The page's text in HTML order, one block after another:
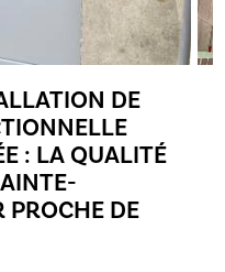
DE
: LA QUALITÉ
PROCHE DE